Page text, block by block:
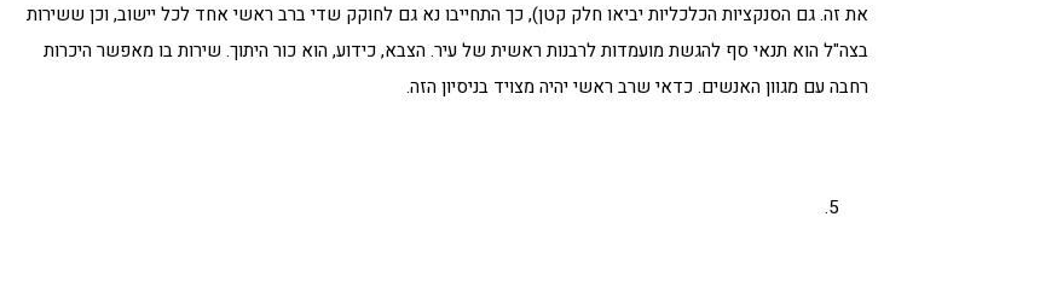
את זה. גם הסנקציות הכלכליות יביאו חלק קטן), כך התחייבו נא גם לחוקק שדי ברב ראשי אחד לכל יישוב, וכן ששירות
בצה"ל הוא תנאי סף להגשת מועמדות לרבנות ראשית של עיר. הצבא, כידוע, הוא כור היתוך. שירות בו מאפשר היכרות
רחבה עם מגוון האנשים. כדאי שרב ראשי יהיה מצויד בניסיון הזה.